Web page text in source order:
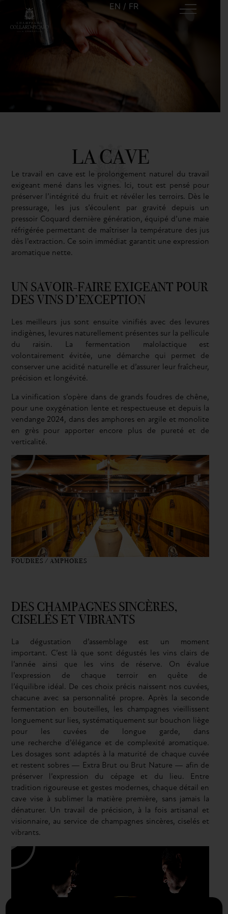
EN / FR
LA CAVE
Le travail en cave est le prolongement naturel du travail
exigeant mené dans les vignes. Ici, tout est pensé pour
préserver l’intégrité du fruit et révéler les terroirs. Dès le
pressurage, les jus s’écoulent par gravité depuis un
pressoir Coquard dernière génération, équipé d’une maie
réfrigérée permettant de maîtriser la température des jus
dès l’extraction. Ce soin immédiat garantit une expression
aromatique nette.
FOUDRES / AMPHORES
UN SAVOIR-FAIRE EXIGEANT POUR
DES VINS D’EXCEPTION
Les meilleurs jus sont ensuite vinifiés avec des levures
indigènes, levures naturellement présentes sur la pellicule
du raisin. La fermentation malolactique est
volontairement évitée, une démarche qui permet de
conserver une acidité naturelle et d’assurer leur fraîcheur,
précision et longévité.
La vinification s’opère dans de grands foudres de chêne,
pour une oxygénation lente et respectueuse et depuis la
vendange 2024, dans des amphores en argile et monolite
en grès pour apporter encore plus de pureté et de
verticalité.
DES CHAMPAGNES SINCÈRES,
CISELÉS ET VIBRANTS
La dégustation d’assemblage est un
moment
important. C’est là que sont dégustés les vins clairs de
l’année ainsi que les vins de réserve.
On évalue
l’expression de chaque terroir en quête de
l’équilibre idéal. De ces choix précis naissent nos cuvées,
chacune avec sa personnalité propre.Après
la seconde
fermentation en bouteilles, l es champagnes vieillissent
longuement sur l ies, systématiquement sur bouchon liège
pour les cuvées de longue garde, dans
une recherche d’élégance et de complexité aromatique.
Les dosages sont adaptés à la maturité de chaque cuvée
et restent sobres — Extra Brut ou Brut Nature — afin de
préserver l’expression du cépage et du lieu. Entre
tradition rigoureuse et gestes modernes, chaque détail en
cave vise à sublimer la matière première, sans jamais la
dénaturer. Un travail de précision, à la fois artisanal et
visionnaire, au service de champagnes sincères, ciselés et
vibrants.